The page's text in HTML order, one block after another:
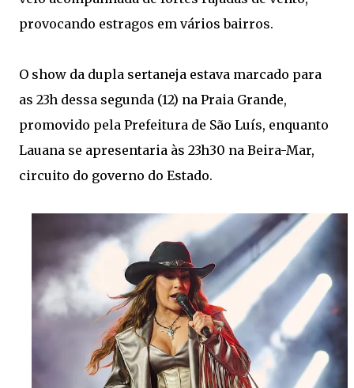
provocando estragos em vários bairros.
O show da dupla sertaneja estava marcado para
as 23h dessa segunda (12) na Praia Grande,
promovido pela Prefeitura de São Luís, enquanto
Lauana se apresentaria às 23h30 na Beira-Mar,
circuito do governo do Estado.